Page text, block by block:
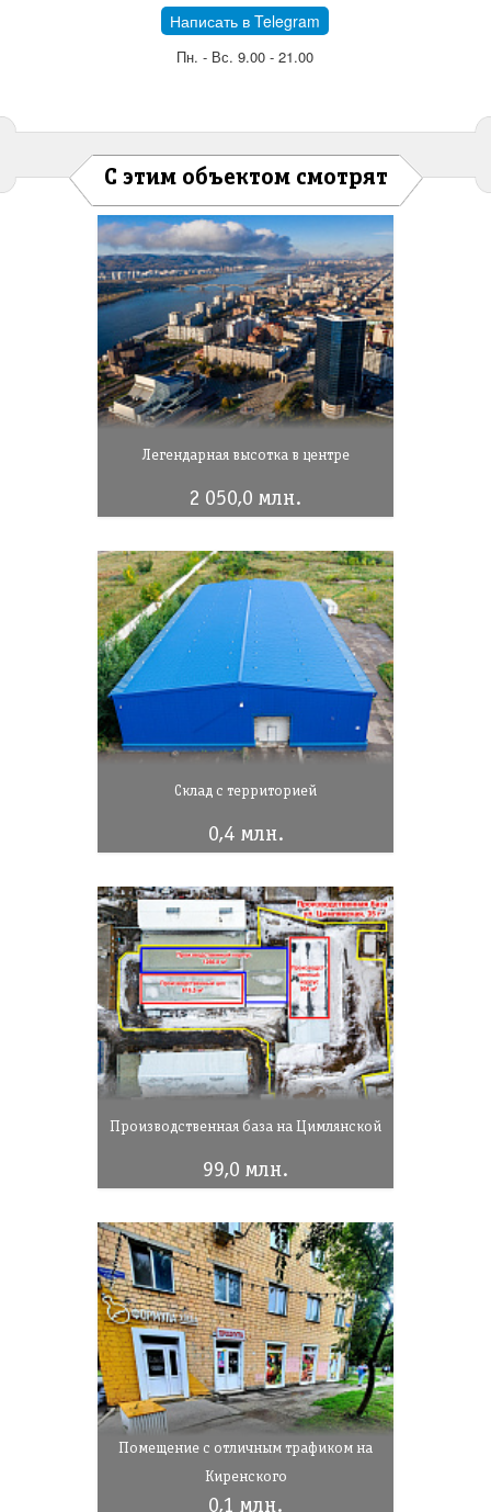
Написать в Telegram
Пн. - Вс. 9.00 - 21.00
С этим объектом смотрят
Легендарная высотка в центре
2 050,0 млн.
Склад с территорией
0,4 млн.
Производственная база на Цимлянской
99,0 млн.
Помещение с отличным трафиком на
Киренского
0,1 млн.